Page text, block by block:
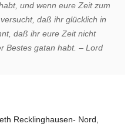
und wenn eure Zeit zum
daß ihr glücklich in
daß ihr eure Zeit nicht
Bestes gatan habt. – Lord
Recklinghausen- Nord,